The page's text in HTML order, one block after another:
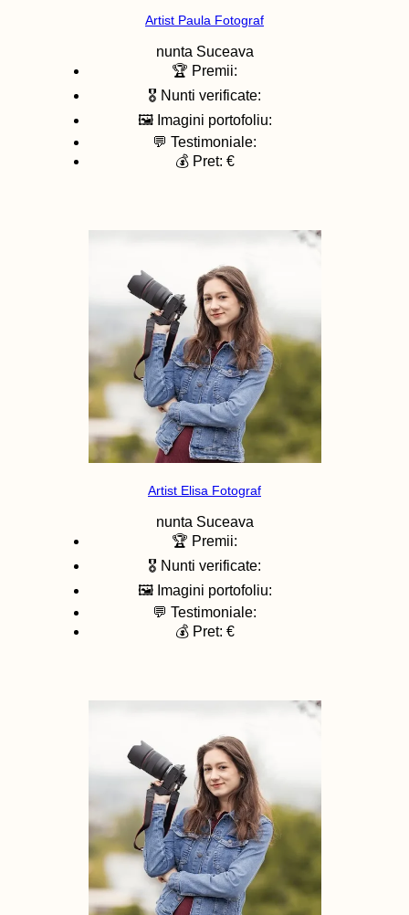
Artist Paula Fotograf
nunta Suceava
🏆 Premii:
🎖️ Nunti verificate:
🖼️ Imagini portofoliu:
💬 Testimoniale:
💰 Pret: €
Artist Elisa Fotograf
nunta Suceava
🏆 Premii:
🎖️ Nunti verificate:
🖼️ Imagini portofoliu:
💬 Testimoniale:
💰 Pret: €